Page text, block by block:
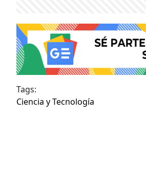
Tags:
Ciencia y Tecnología